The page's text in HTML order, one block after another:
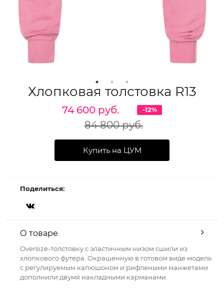
Хлопковая толстовка R13
74 600 руб.
84 800 руб.
-12%
Купить на ЦУМ
Поделиться:
О товаре
Oversize-толстовку с эластичным низом сшили из
хлопкового футера. Окрашенную в готовом виде модель
с регулируемым капюшоном и рифлеными манжетами
дополнили двумя накладными карманами.